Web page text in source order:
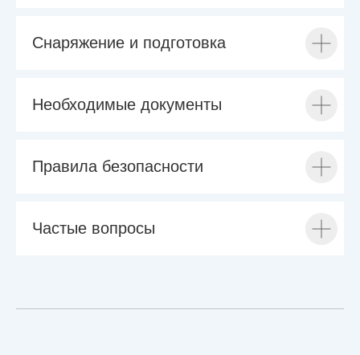
Снаряжение и подготовка
Необходимые документы
Правила безопасности
Частые вопросы